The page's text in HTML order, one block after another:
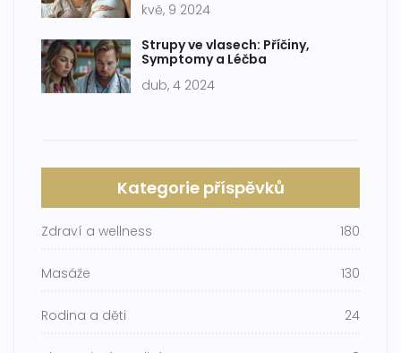
kvě, 9 2024
Strupy ve vlasech: Příčiny,
Symptomy a Léčba
dub, 4 2024
Kategorie příspěvků
Zdraví a wellness 180
Masáže 130
Rodina a děti 24